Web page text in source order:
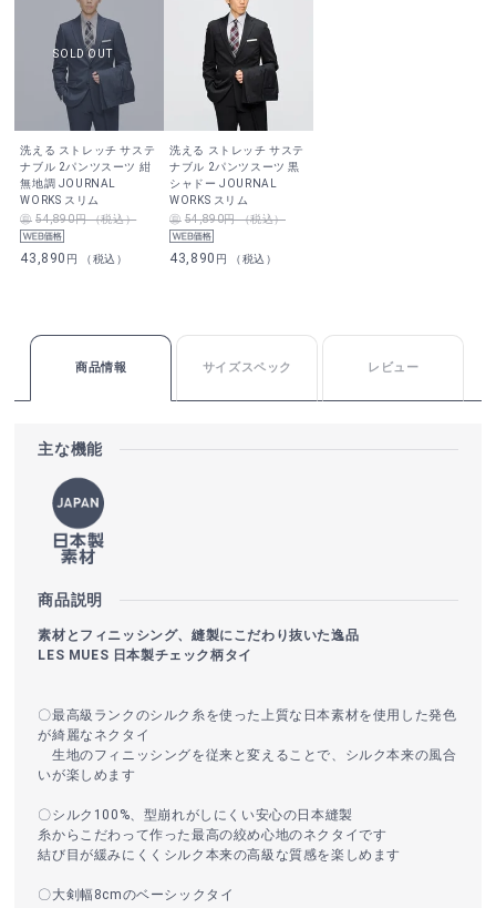
洗える ストレッチ サステ
ナブル 2パンツスーツ 紺
無地調 JOURNAL
WORKS スリム
54,890円 （税込）
43,890 円 （税込）
洗える ストレッチ サステ
ナブル 2パンツスーツ 黒
シャドー JOURNAL
WORKS スリム
54,890円 （税込）
43,890 円 （税込）
商品情報 サイズスペック レビュー
主な機能
商品説明
素材とフィニッシング、縫製にこだわり抜いた逸品
LES MUES 日本製チェック柄タイ
〇最高級ランクのシルク糸を使った上質な日本素材を使用した発色
が綺麗なネクタイ
生地のフィニッシングを従来と変えることで、シルク本来の風合
いが楽しめます
〇シルク100%、型崩れがしにくい安心の日本縫製
糸からこだわって作った最高の絞め心地のネクタイです
結び目が緩みにくくシルク本来の高級な質感を楽しめます
〇大剣幅8cmのベーシックタイ